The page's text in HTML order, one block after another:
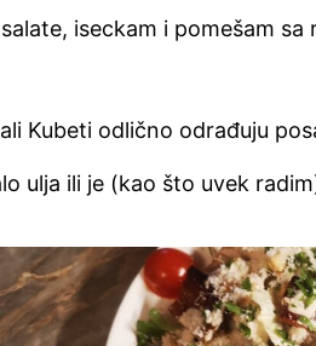
iseckam i pomešam
Kubeti odlično odrađuju
ulja ili je (kao što uvek